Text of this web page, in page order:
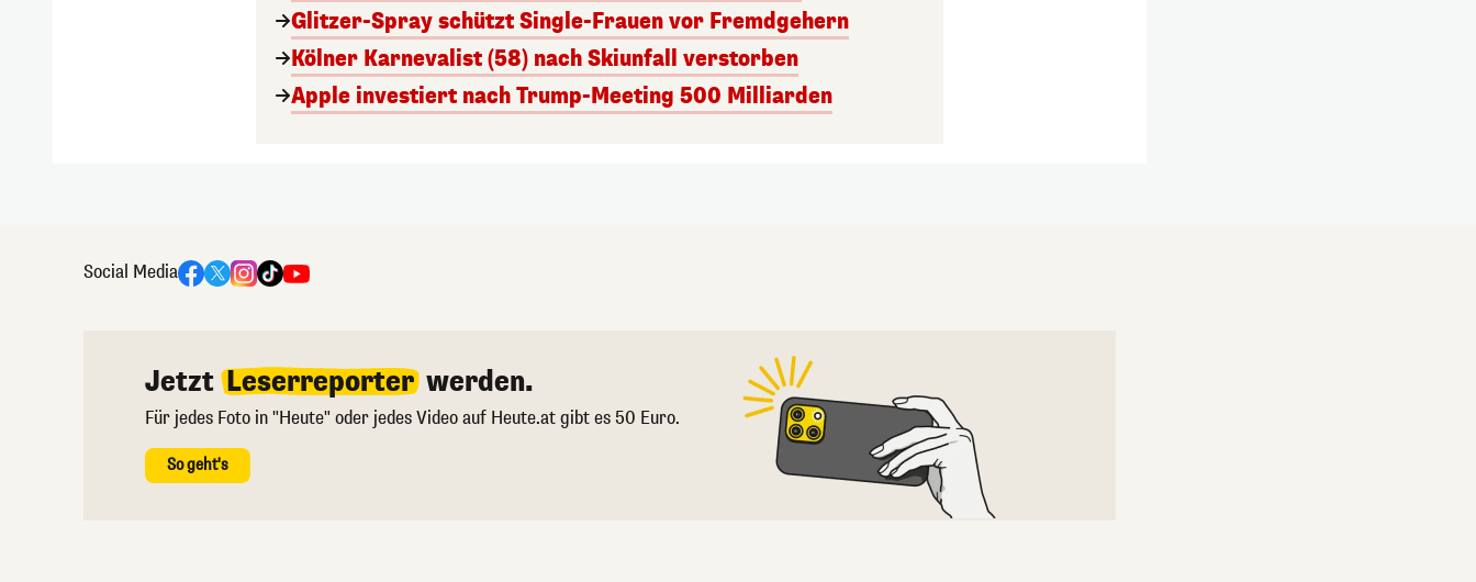
Glitzer-Spray schützt Single-Frauen vor Fremdgehern
Kölner Karnevalist (58) nach Skiunfall verstorben
Apple investiert nach Trump-Meeting 500 Milliarden
Social Media
Jetzt Leserreporter werden.
Für jedes Foto in "Heute" oder jedes Video auf Heute.at gibt es 50 Euro.
So geht's